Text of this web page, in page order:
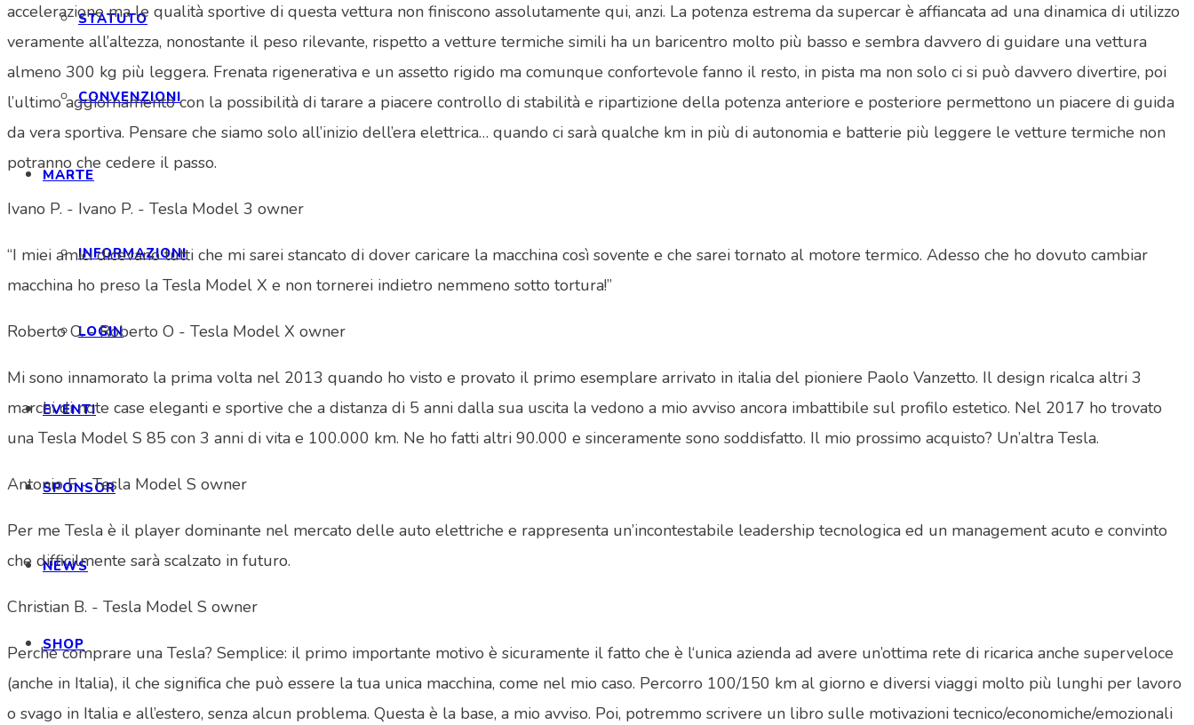
STATUTO
CONVENZIONI
MARTE
INFORMAZIONI
LOGIN
EVENTI
SPONSOR
NEWS
SHOP
accelerazione ma le qualità sportive di questa vettura non finiscono assolutamente qui, anzi. La potenza estrema da supercar è affiancata ad una dinamica di utilizzo
veramente all’altezza, nonostante il peso rilevante, rispetto a vetture termiche simili ha un baricentro molto più basso e sembra davvero di guidare una vettura
almeno 300 kg più leggera. Frenata rigenerativa e un assetto rigido ma comunque confortevole fanno il resto, in pista ma non solo ci si può davvero divertire, poi
l’ultimo aggiornamento con la possibilità di tarare a piacere controllo di stabilità e ripartizione della potenza anteriore e posteriore permettono un piacere di guida
da vera sportiva. Pensare che siamo solo all’inizio dell’era elettrica… quando ci sarà qualche km in più di autonomia e batterie più leggere le vetture termiche non
potranno che cedere il passo.
Ivano P. - Ivano P. - Tesla Model 3 owner
“I miei amici dicevano tutti che mi sarei stancato di dover caricare la macchina così sovente e che sarei tornato al motore termico. Adesso che ho dovuto cambiar
macchina ho preso la Tesla Model X e non tornerei indietro nemmeno sotto tortura!”
Roberto O. - Roberto O - Tesla Model X owner
Mi sono innamorato la prima volta nel 2013 quando ho visto e provato il primo esemplare arrivato in italia del pioniere Paolo Vanzetto. Il design ricalca altri 3
marchi di note case eleganti e sportive che a distanza di 5 anni dalla sua uscita la vedono a mio avviso ancora imbattibile sul profilo estetico. Nel 2017 ho trovato
una Tesla Model S 85 con 3 anni di vita e 100.000 km. Ne ho fatti altri 90.000 e sinceramente sono soddisfatto. Il mio prossimo acquisto? Un’altra Tesla.
Antonio F - Tesla Model S owner
Per me Tesla è il player dominante nel mercato delle auto elettriche e rappresenta un’incontestabile leadership tecnologica ed un management acuto e convinto
che difficilmente sarà scalzato in futuro.
Christian B. - Tesla Model S owner
Perché comprare una Tesla? Semplice: il primo importante motivo è sicuramente il fatto che è l‘unica azienda ad avere un’ottima rete di ricarica anche superveloce
(anche in Italia), il che significa che può essere la tua unica macchina, come nel mio caso. Percorro 100/150 km al giorno e diversi viaggi molto più lunghi per lavoro
o svago in Italia e all’estero, senza alcun problema. Questa è la base, a mio avviso. Poi, potremmo scrivere un libro sulle motivazioni tecnico/economiche/emozionali